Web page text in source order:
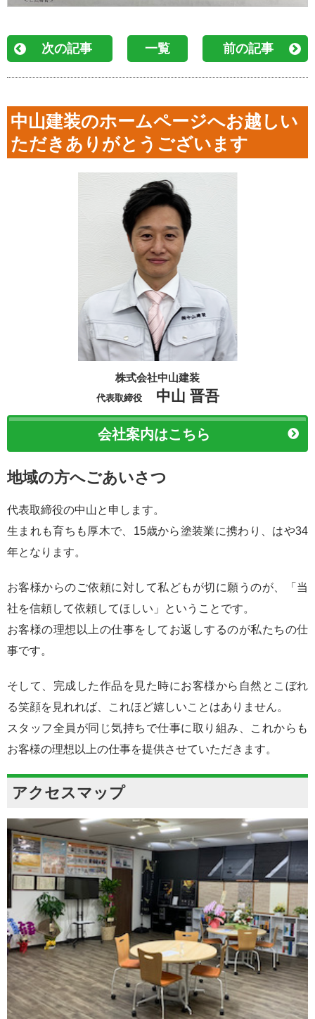
次の記事 一覧 前の記事
中山建装のホームページへお越しい
ただきありがとうございます
株式会社中山建装
代表取締役 中山 晋吾
会社案内はこちら
地域の方へごあいさつ
代表取締役の中山と申します。
生まれも育ちも厚木で、15歳から塗装業に携わり、はや34
年となります。
お客様からのご依頼に対して私どもが切に願うのが、「当
社を信頼して依頼してほしい」ということです。
お客様の理想以上の仕事をしてお返しするのが私たちの仕
事です。
そして、完成した作品を見た時にお客様から自然とこぼれ
る笑顔を見れれば、これほど嬉しいことはありません。
スタッフ全員が同じ気持ちで仕事に取り組み、これからも
お客様の理想以上の仕事を提供させていただきます。
アクセスマップ